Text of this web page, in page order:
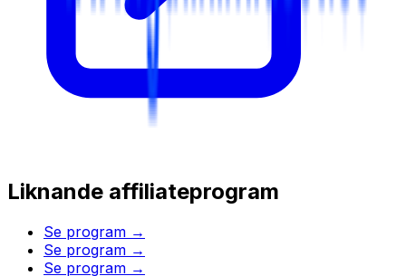
Liknande affiliateprogram
Se program →
Se program →
Se program →